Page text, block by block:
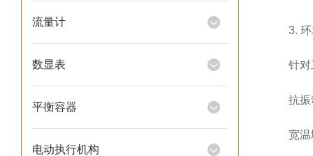
流量计
数显表
平衡容器
电动执行机构
3. 环
针对工
抗振动
宽温域